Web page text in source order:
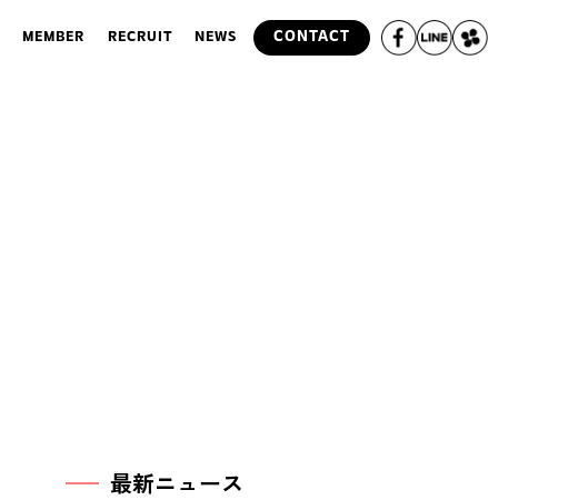
MEMBER RECRUIT NEWS CONTACT
最新ニュース